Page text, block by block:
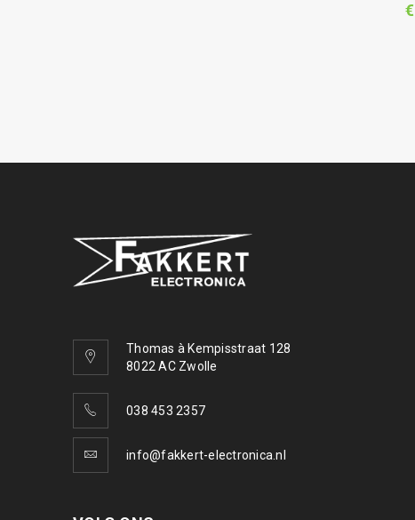
€
Thomas à Kempisstraat 128
8022 AC Zwolle
038 453 2357
info@fakkert-electronica.nl